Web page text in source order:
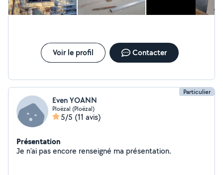
Voir le profil Contacter
Particulier
Even YOANN
Ploëzal (Ploëzal)
5/5 (11 avis)
Présentation
Je n'ai pas encore renseigné ma présentation.